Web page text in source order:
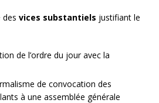
des vices substantiels justifiant le
de l’ordre du jour avec la
de convocation des
à une assemblée générale